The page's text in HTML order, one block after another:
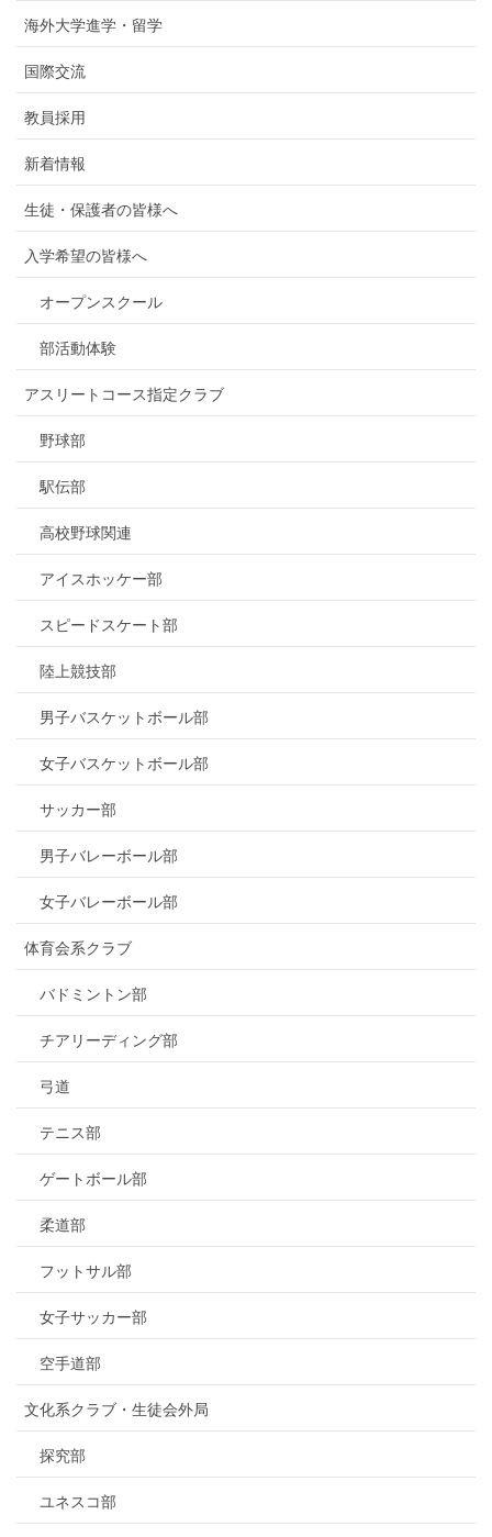
海外大学進学・留学
国際交流
教員採用
新着情報
生徒・保護者の皆様へ
入学希望の皆様へ
オープンスクール
部活動体験
アスリートコース指定クラブ
野球部
駅伝部
高校野球関連
アイスホッケー部
スピードスケート部
陸上競技部
男子バスケットボール部
女子バスケットボール部
サッカー部
男子バレーボール部
女子バレーボール部
体育会系クラブ
バドミントン部
チアリーディング部
弓道
テニス部
ゲートボール部
柔道部
フットサル部
女子サッカー部
空手道部
文化系クラブ・生徒会外局
探究部
ユネスコ部